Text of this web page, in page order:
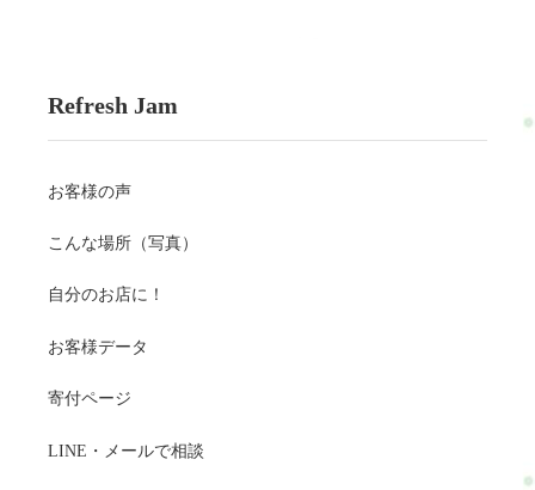
Refresh Jam
お客様の声
こんな場所（写真）
自分のお店に！
お客様データ
寄付ページ
LINE・メールで相談